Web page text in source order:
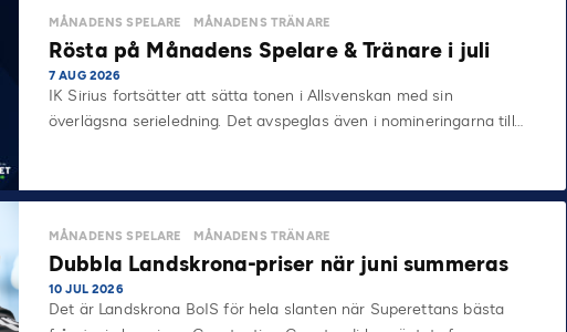
MÅNADENS SPELARE MÅNADENS TRÄNARE
Rösta på Månadens Spelare & Tränare i juli
7 AUG 2026
IK Sirius fortsätter att sätta tonen i Allsvenskan med sin
överlägsna serieledning. Det avspeglas även i nomineringarna till…
MÅNADENS SPELARE MÅNADENS TRÄNARE
Dubbla Landskrona-priser när juni summeras
10 JUL 2026
Det är Landskrona BoIS för hela slanten när Superettans bästa